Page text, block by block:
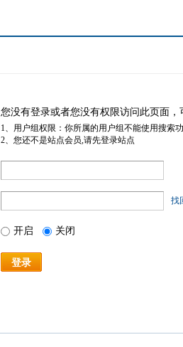
您没有登录或者您没有权限访问此页面
1、用户组权限：你所属的用户组不能使用搜索
2、您还不是站点会员,请先登录站点
找
开启 关闭
登录